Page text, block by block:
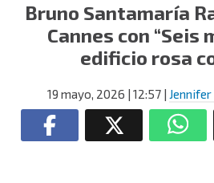
Bruno Santamaría
Cannes con “Seis
edificio rosa
19 mayo, 2026 | 12:57 |